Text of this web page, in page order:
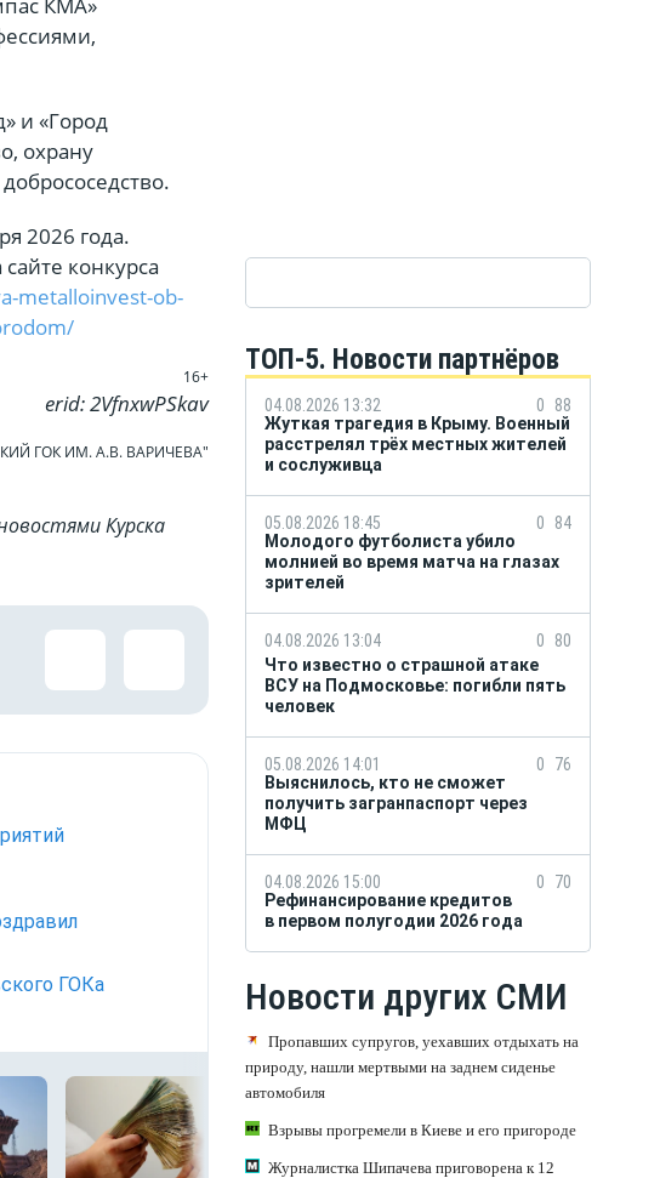
и «Город
охрану
2026 года.
конкурса
metalloinvest-ob-
16+
erid: 2VfnxwPSkav
ГОК ИМ. А.В. ВАРИЧЕВА"
Курска
ГОКа
ТОП-5. Новости партнёров
04.08.2026 13:32 0
88
Жуткая трагедия в Крыму. Военный
расстрелял трёх местных жителей
и сослуживца
05.08.2026 18:45 0
84
Молодого футболиста убило
молнией во время матча на глазах
зрителей
04.08.2026 13:04 0
80
Что известно о страшной атаке
ВСУ на Подмосковье: погибли пять
человек
05.08.2026 14:01 0
76
Выяснилось, кто не сможет
получить загранпаспорт через
МФЦ
04.08.2026 15:00 0
70
Рефинансирование кредитов
в первом полугодии 2026 года
Новости других СМИ
Пропавших супругов, уехавших отдыхать на
природу, нашли мертвыми на заднем сиденье
автомобиля
Взрывы прогремели в Киеве и его пригороде
Журналистка Шипачева приговорена к 12